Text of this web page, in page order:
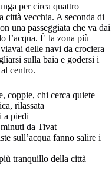
per circa quattro
città vecchia. A seconda di
una passeggiata che va dai
l’acqua. È la zona più
delle navi da crociera
sulla baia e godersi i
centro.
coppie, chi cerca quiete
rilassata
a piedi
da Tivat
sull’acqua fanno salire i
tranquillo della città